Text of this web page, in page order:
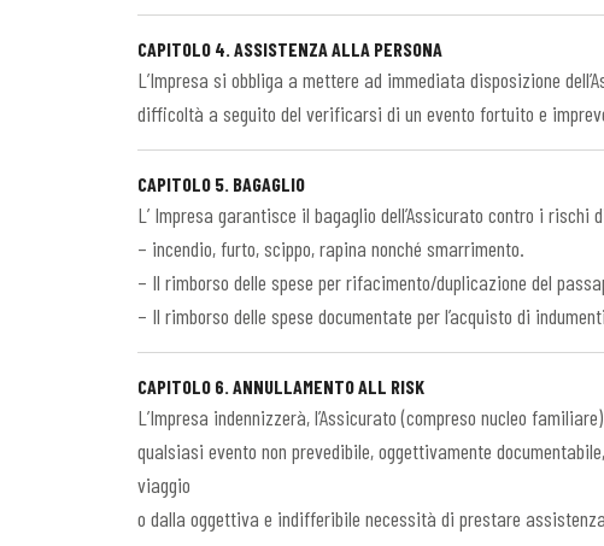
CAPITOLO 4. ASSISTENZA ALLA PERSONA
L’Impresa si obbliga a mettere ad immediata disposizione
difficoltà a seguito del verificarsi di un evento fortuito e
CAPITOLO 5. BAGAGLIO
L’ Impresa garantisce il bagaglio dell’Assicurato contro i rischi
– incendio, furto, scippo, rapina nonché smarrimento.
– Il rimborso delle spese per rifacimento/duplicazione del
– Il rimborso delle spese documentate per l’acquisto di
CAPITOLO 6. ANNULLAMENTO ALL RISK
L’Impresa indennizzerà, l’Assicurato (compreso nucleo
qualsiasi evento non prevedibile, oggettivamente
viaggio
o dalla oggettiva e indifferibile necessità di prestare